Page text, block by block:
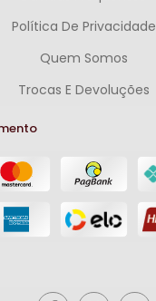
Política De Privacidade
Quem Somos
Trocas E Devoluções